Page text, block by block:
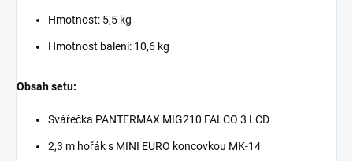
Hmotnost: 5,5 kg
Hmotnost balení: 10,6 kg
Obsah setu:
Svářečka PANTERMAX MIG210 FALCO 3 LCD
2,3 m hořák s MINI EURO koncovkou MK-14